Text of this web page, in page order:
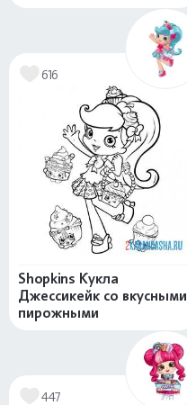
616
Shopkins Кукла
Джессикейк со вкусными
пирожными
447